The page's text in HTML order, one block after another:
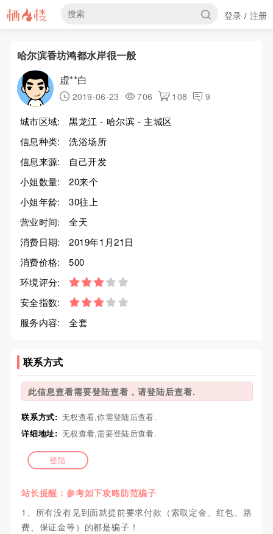
登录 / 注册
哈尔滨香坊鸿都水岸很一般
虚**白
2019-06-23 706 108 9
城市区域:
黑龙江 - 哈尔滨 - 主城区
信息种类:
洗浴场所
信息来源:
自己开发
小姐数量:
20来个
小姐年龄:
30往上
营业时间:
全天
消费日期:
2019年1月21日
消费价格:
500
环境评分:
安全指数:
服务内容:
全套
联系方式
此信息查看需要登陆查看，请登陆后查看.
联系方式: 无权查看,你需登陆后查看.
详细地址: 无权查看,需要登陆后查看.
登陆
站长提醒：参考如下攻略防范骗子
1、所有没有见到面就提前要求付款（索取定金、红包、路
费、保证金等）的都是骗子！